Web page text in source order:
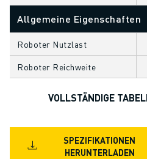
FIELD & WARTUNG
TECHNISCHE FERNUNTERSTÜTZUNG
ERSATZTEILE
WIEDERAUFBEREITUNG
DIGITALE SERVICE TOOLS
DOWNLOAD CENTER » MYFANUC
FANUC AKADEMIE
BRANCHEN-LÖSUNGEN
Allgemeine Eigenschaften
Roboter Nutzlast
Roboter Reichweite
VOLLSTÄNDIGE
SPEZIFIKATIONEN
HERUNTERLADEN